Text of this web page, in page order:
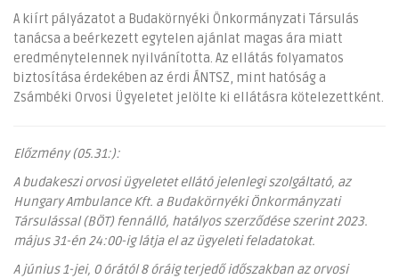
A kiírt pályázatot a Budakörnyéki Önkormányzati Társulás
tanácsa a beérkezett egytelen ajánlat magas ára miatt
eredménytelennek nyilvánította. Az ellátás folyamatos
biztosítása érdekében az érdi ÁNTSZ, mint hatóság a
Zsámbéki Orvosi Ügyeletet jelölte ki ellátásra kötelezettként.
Előzmény (05.31:):
A budakeszi orvosi ügyeletet ellátó jelenlegi szolgáltató, az
Hungary Ambulance Kft. a Budakörnyéki Önkormányzati
Társulással (BÖT) fennálló, hatályos szerződése szerint 2023.
május 31-én 24:00-ig látja el az ügyeleti feladatokat.
A június 1-jei, 0 órától 8 óráig terjedő időszakban az orvosi